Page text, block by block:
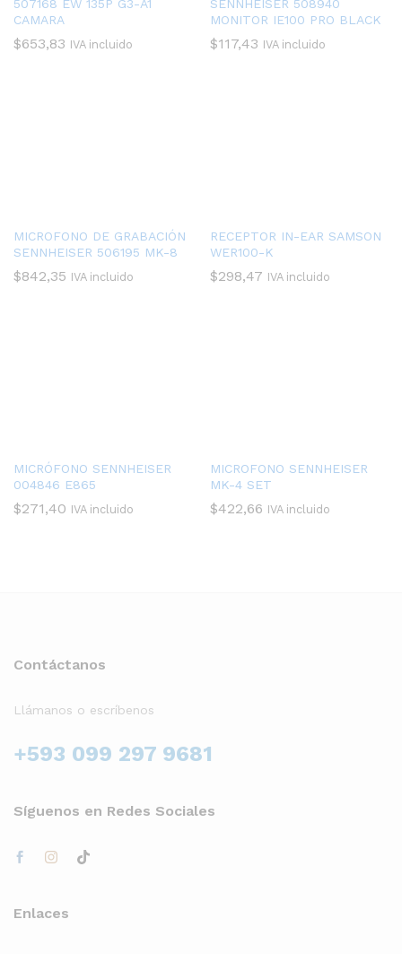
507168 EW 135P G3-A1
CAMARA
$653,83 IVA incluido
SENNHEISER 508940
MONITOR IE100 PRO BLACK
$117,43 IVA incluido
MICROFONO DE GRABACIÓN
SENNHEISER 506195 MK-8
$842,35 IVA incluido
RECEPTOR IN-EAR SAMSON
WER100-K
$298,47 IVA incluido
MICRÓFONO SENNHEISER
004846 E865
$271,40 IVA incluido
MICROFONO SENNHEISER
MK-4 SET
$422,66 IVA incluido
Contáctanos
Llámanos o escríbenos
+593 099 297 9681
Síguenos en Redes Sociales
Enlaces